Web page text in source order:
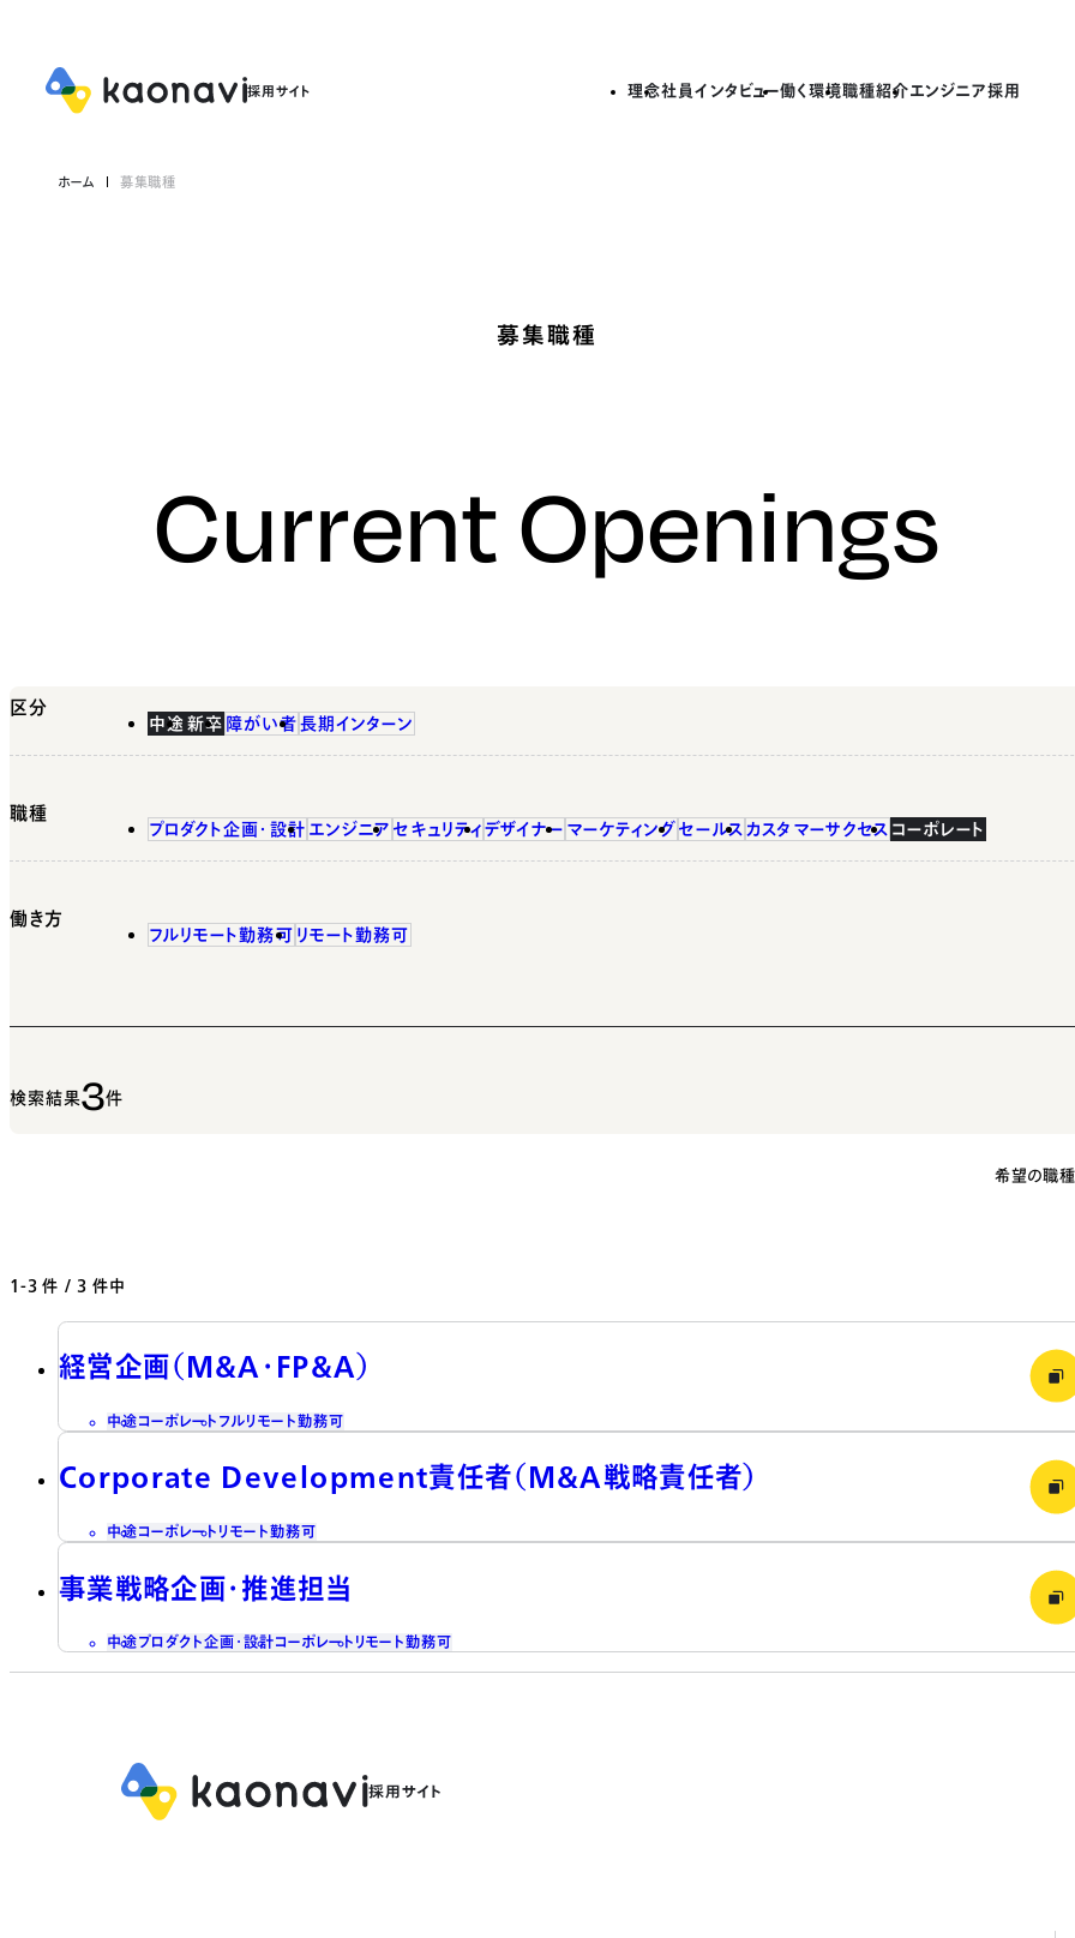
理念社員インタビュー働く環境職種紹介エンジニア採用
ホーム 募集職種
募集職種
Current Openings
区分
中途 新卒 障がい者 長期インターン
職種
プロダクト企画・設計 エンジニア セキュリティ デザイナー マーケティング セールス カスタマーサクセス コーポレート
働き方
フルリモート勤務可 リモート勤務可
検索結果3件
希望の職
1-3 件 / 3 件中
経営企画（M&A・FP&A）
中途コーポレート フルリモート勤務可
Corporate Development責任者（M&A戦略責任者）
中途コーポレート リモート勤務可
事業戦略企画・推進担当
中途プロダクト企画・設計コーポレート リモート勤務可